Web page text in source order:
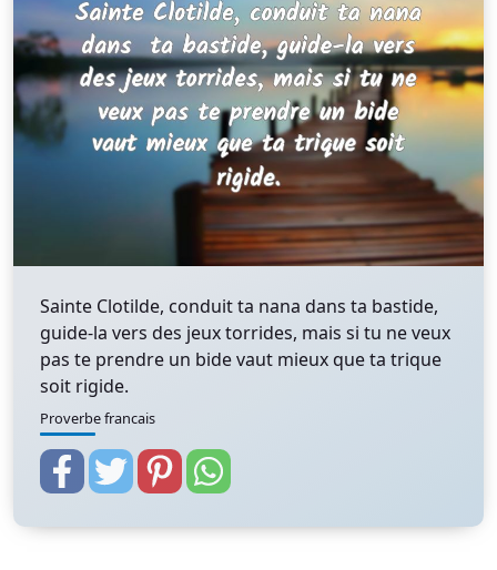
Sainte Clotilde, conduit ta nana dans ta bastide,
guide-la vers des jeux torrides, mais si tu ne veux
pas te prendre un bide vaut mieux que ta trique
soit rigide.
Proverbe francais